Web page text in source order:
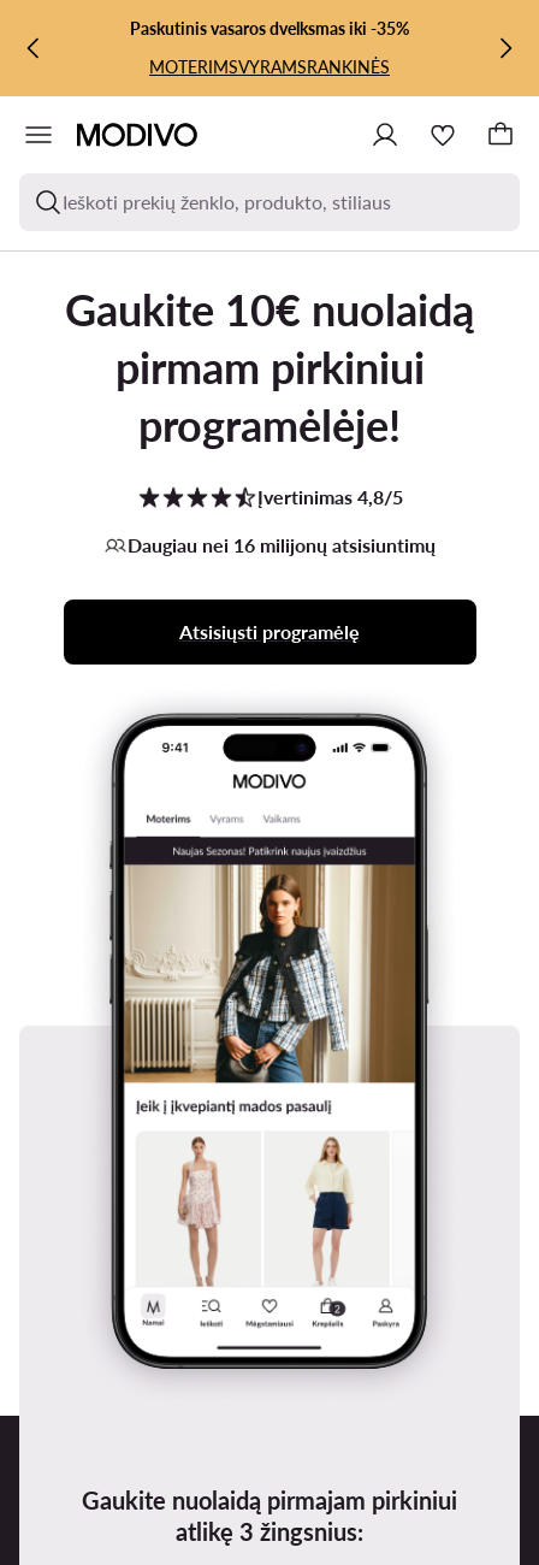
PEREITI PRIE PAGRINDINIO TURINIO
PEREITI Į PAIEŠKĄPaskutinis vasaros dvelksmas iki -35%
MOTERIMSVYRAMSRANKINĖS
Ieškoti prekių ženklo, produkto, stiliaus
Gaukite 10€ nuolaidą
pirmam pirkiniui
programėlėje!
Įvertinimas 4,8/5
Daugiau nei 16 milijonų atsisiuntimų
Atsisiųsti programėlę
Gaukite nuolaidą pirmajam pirkiniui
atlikę 3 žingsnius: